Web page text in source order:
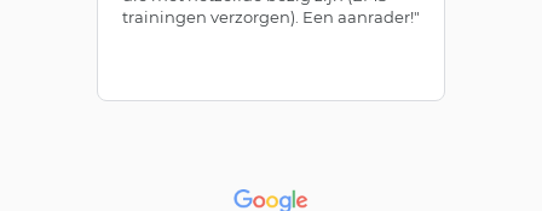
trainingen verzorgen). Een aanrader!"